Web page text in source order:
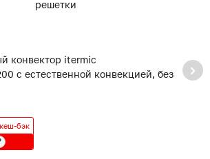
конвектор itermic
с естественной конвекцией, без
бэк